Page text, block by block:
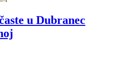
u Dubranec